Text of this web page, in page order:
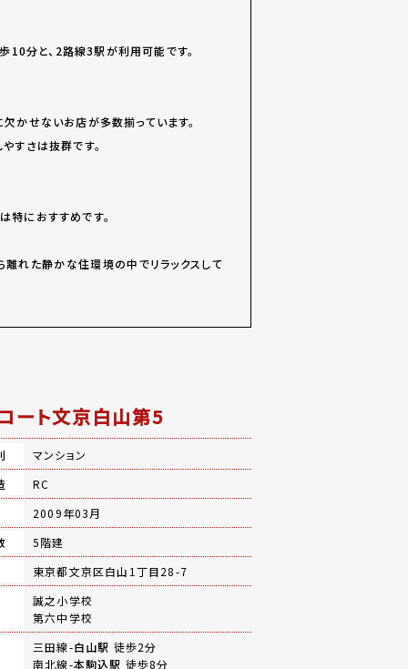
10分と、2路線3駅が利用可能です。
かせないお店が多数揃っています。
すさは抜群です。
特におすすめです。
れた静かな住環境の中でリラックスして
ート文京白山第5
マンション
RC
2009年03月
5階建
東京都文京区白山1丁目28-7
誠之小学校
第六中学校
三田線-白山駅 徒歩2分
南北線-本駒込駅 徒歩8分